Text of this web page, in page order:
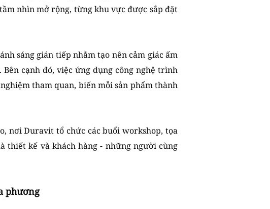
nhìn mở rộng, từng khu vực được sắp đặt
sáng gián tiếp nhằm tạo nên cảm giác ấm
cạnh đó, việc ứng dụng công nghệ trình
tham quan, biến mỗi sản phẩm thành
nơi Duravit tổ chức các buổi workshop, tọa
thiết kế và khách hàng - những người cùng
phương